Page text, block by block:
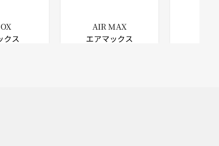
クス
AIR MAX
エアマックス